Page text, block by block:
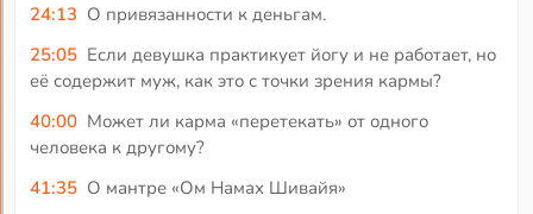
24:13 О привязанности к деньгам.
25:05 Если девушка практикует йогу и не работает, но
её содержит муж, как это с точки зрения кармы?
40:00 Может ли карма «перетекать» от одного
человека к другому?
41:35 О мантре «Ом Намах Шивайя»